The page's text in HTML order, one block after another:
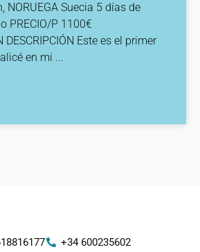
NORUEGA Suecia 5 días de
PRECIO/P 1100€
DESCRIPCIÓN Este es el primer
en mi ...
+34 600235602